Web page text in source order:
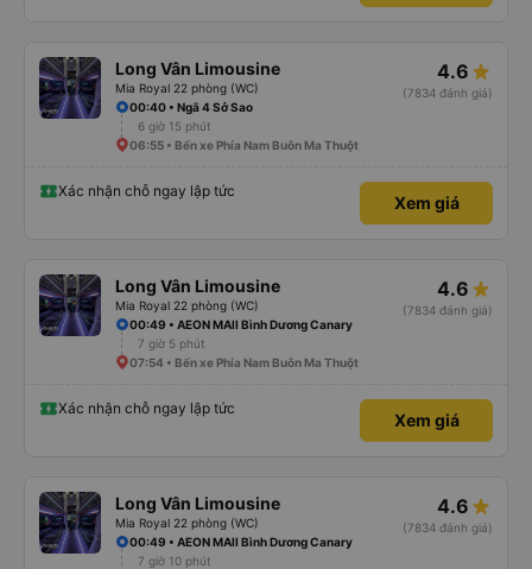
Long Vân Limousine
Mia Royal 22 phòng (WC)
4.6
(7834 đánh giá)
00:40 • Ngã 4 Sở Sao
6 giờ 15 phút
06:55 • Bến xe Phía Nam Buôn Ma Thuột
Xác nhận chỗ ngay lập tức
Xem giá
Long Vân Limousine
Mia Royal 22 phòng (WC)
4.6
(7834 đánh giá)
00:49 • AEON MAll Bình Dương Canary
7 giờ 5 phút
07:54 • Bến xe Phía Nam Buôn Ma Thuột
Xác nhận chỗ ngay lập tức
Xem giá
Long Vân Limousine
Mia Royal 22 phòng (WC)
4.6
(7834 đánh giá)
00:49 • AEON MAll Bình Dương Canary
7 giờ 10 phút